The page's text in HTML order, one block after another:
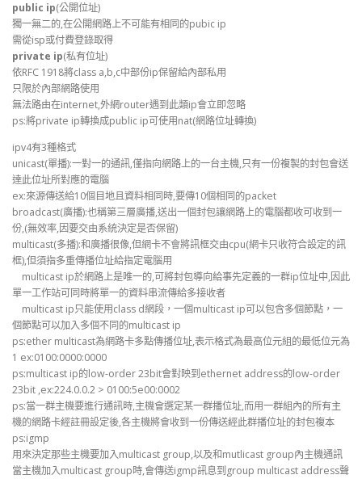
public ip(公開位址)
獨一無二的,在公開網路上不可能有相同的pubic ip
需從isp或付費登錄取得
private ip(私有位址)
依RFC 1918將class a,b,c中部份ip保留給內部私用
只限於內部網路使用
無法路由在internet,外網router遇到此類ip會立即忽略
ps:將private ip轉換成public ip可使用nat(網路位址轉換)
ipv4有3種格式
unicast(單播):一對一的通訊,僅指向網路上的一台主機,只有一份複製的封包會送
達此位址所對應的電腦
ex:來源傳送給10個目地且資料相同時,要傳10個相同的packet
broadcast(廣播):也稱第三層廣播,送出一個封包讓網路上的電腦都收可收到一
份,(無效率,因要交由系統決定是否保留)
multicast(多播):和廣播很像,但網卡不會將訊框交由cpu(網卡只收符合設定的訊
框),但須指多重傳播位址給指定電腦用
multicast ip於網路上是唯一的,可將封包導向給事先定義的一群ip位址中,因此
單一工作站可同時將單一的資料串流傳給多接收者
multicast ip只能使用class d網段，一個multicast ip可以包含多個節點，一
個節點可以加入多個不同的multicast ip
ps:ether multicast為網路卡多點傳播位址,表示格式為最高位元組的最低位元為
1 ex:0100:0000:0000
ps:multicast ip的low-order 23bit會對映到ethernet address的low-order
23bit ,ex:224.0.0.2 > 0100:5e00:0002
ps:當一群主機要進行通訊時,主機會選定某一群播位址,而用一群組內的所有主
機的網路卡經註冊設定後,各主機將會收到一份傳送經此群播位址的封包複本
ps:igmp
用來決定那些主機要加入multicast group,以及和mutlicast group內主機通訊
當主機加入multicast group時,會傳送igmp訊息到group multicast address聲